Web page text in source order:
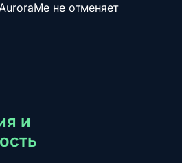
не отменяет
и